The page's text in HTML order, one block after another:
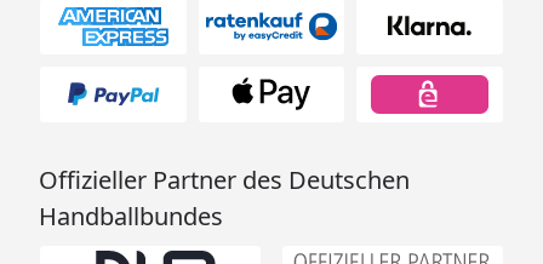
Offizieller Partner des Deutschen
Handballbundes